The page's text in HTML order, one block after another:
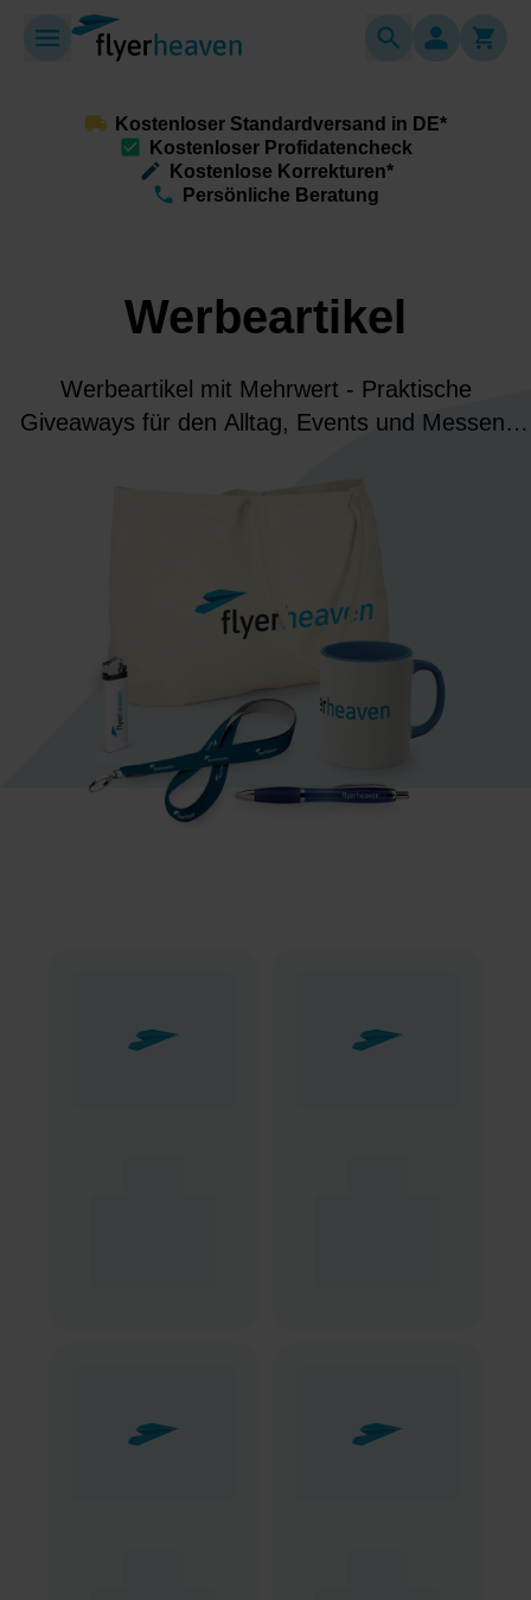
Kostenloser Standardversand in DE*
Kostenloser Profidatencheck
Kostenlose Korrekturen*
Persönliche Beratung
Werbeartikel
Werbeartikel mit Mehrwert - Praktische
Giveaways für den Alltag, Events und Messen.